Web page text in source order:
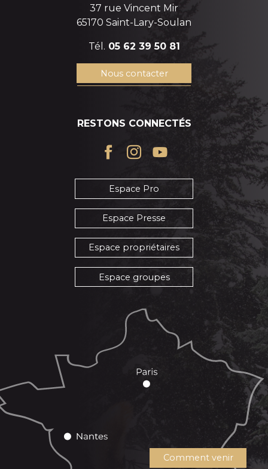
37 rue Vincent Mir
65170 Saint-Lary-Soulan
Tél. 05 62 39 50 81
Nous contacter
RESTONS CONNECTÉS
Espace Pro
Espace Presse
Espace propriétaires
Espace groupes
Comment venir